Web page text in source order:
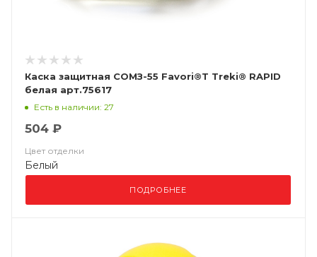
Каска защитная СОМЗ-55 Favori®T Treki® RAPID
белая арт.75617
Есть в наличии: 27
504 ₽
Цвет отделки
Белый
ПОДРОБНЕЕ